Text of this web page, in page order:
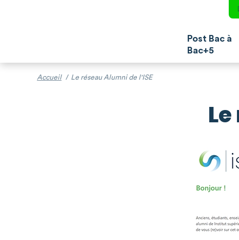
Post Bac à
Bac+5
Accueil / Le réseau Alumni de l'ISE